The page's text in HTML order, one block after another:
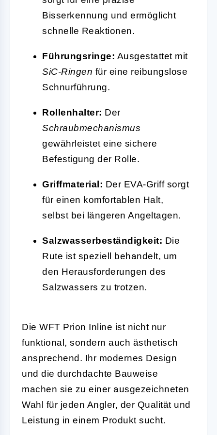
Bisserkennung und ermöglicht
schnelle Reaktionen.
Führungsringe: Ausgestattet mit
SiC-Ringen für eine reibungslose
Schnurführung.
Rollenhalter: Der
Schraubmechanismus
gewährleistet eine sichere
Befestigung der Rolle.
Griffmaterial: Der EVA-Griff sorgt
für einen komfortablen Halt,
selbst bei längeren Angeltagen.
Salzwasserbeständigkeit: Die
Rute ist speziell behandelt, um
den Herausforderungen des
Salzwassers zu trotzen.
Die WFT Prion Inline ist nicht nur
funktional, sondern auch ästhetisch
ansprechend. Ihr modernes Design
und die durchdachte Bauweise
machen sie zu einer ausgezeichneten
Wahl für jeden Angler, der Qualität und
Leistung in einem Produkt sucht.